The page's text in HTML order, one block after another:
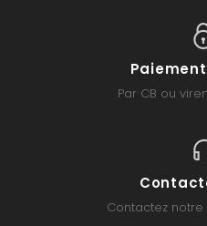
Par CB ou
Contactez